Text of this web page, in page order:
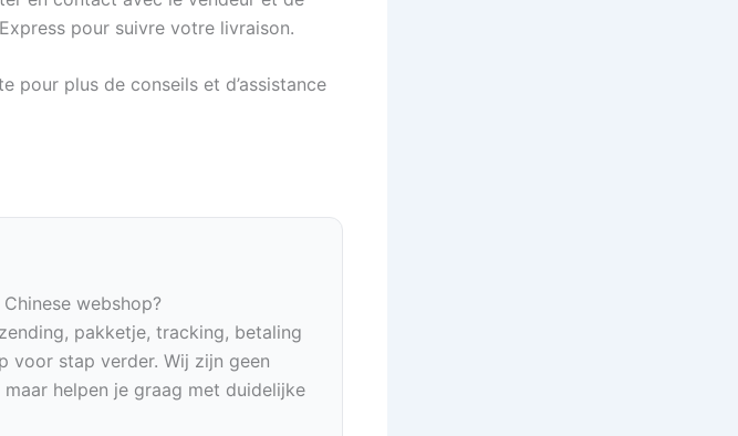
pour suivre votre livraison.
pour plus de conseils et d’assistance
webshop?
pakketje, tracking, betaling
voor stap verder. Wij zijn geen
helpen je graag met duidelijke